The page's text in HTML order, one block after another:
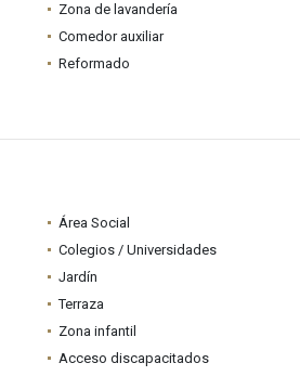
Zona de lavandería
Comedor auxiliar
Reformado
Área Social
Colegios / Universidades
Jardín
Terraza
Zona infantil
Acceso discapacitados